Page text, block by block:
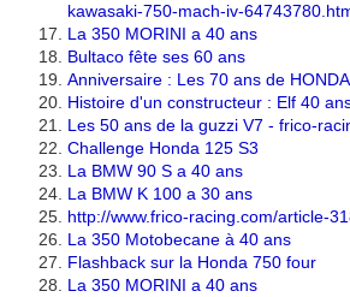
kawasaki-750-mach-iv-
La 350 MORINI a 40 ans
Bultaco fête ses 60 ans
Anniversaire : Les 70 ans de HONDA
Histoire d'un constructeur : Elf 40
Les 50 ans de la guzzi V7 - frico-
Challenge Honda 125 S3
La BMW 90 S a 40 ans
La BMW K 100 a 30 ans
http://www.frico-racing.com/article-
La 350 Motobecane à 40 ans
Flashback sur la Honda 750 four
La 350 MORINI a 40 ans